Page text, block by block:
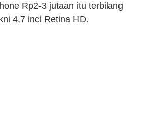
Rp2-3 jutaan itu terbilang
4,7 inci Retina HD.